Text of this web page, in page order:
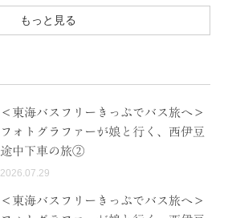
もっと見る
＜東海バスフリーきっぷでバス旅へ＞
フォトグラファーが娘と行く、西伊豆
途中下車の旅②
2026.07.29
＜東海バスフリーきっぷでバス旅へ＞